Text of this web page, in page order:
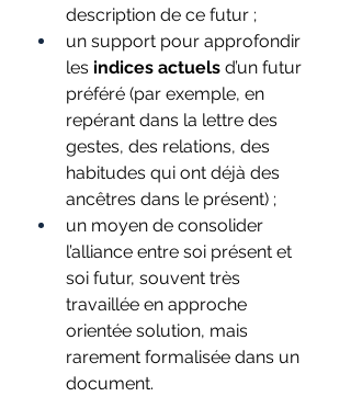
description de ce futur ;
un support pour approfondir
les indices actuels d’un futur
préféré (par exemple, en
repérant dans la lettre des
gestes, des relations, des
habitudes qui ont déjà des
ancêtres dans le présent) ;
un moyen de consolider
l’alliance entre soi présent et
soi futur, souvent très
travaillée en approche
orientée solution, mais
rarement formalisée dans un
document.